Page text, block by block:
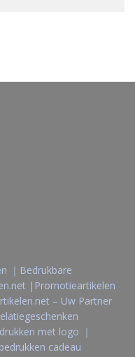
｜Bedrukbare
|Promotieartikelen
– Uw Partner
met logo ｜
cadeau